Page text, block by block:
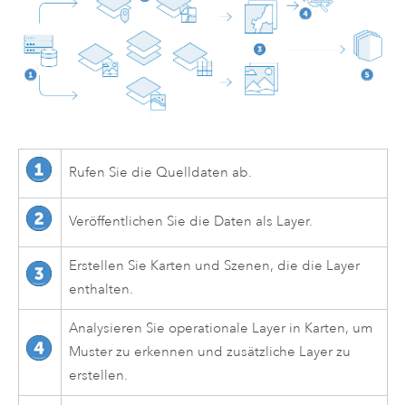
Rufen Sie die Quelldaten ab.
Veröffentlichen Sie die Daten als Layer.
Erstellen Sie Karten und Szenen, die die Layer
enthalten.
Analysieren Sie operationale Layer in Karten, um
Muster zu erkennen und zusätzliche Layer zu
erstellen.